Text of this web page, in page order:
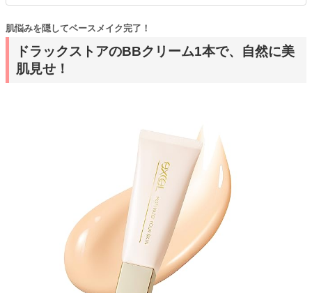
ドラックストアのBBクリーム1本で、自然に美
肌見せ！
肌悩みを隠してベースメイク完了！